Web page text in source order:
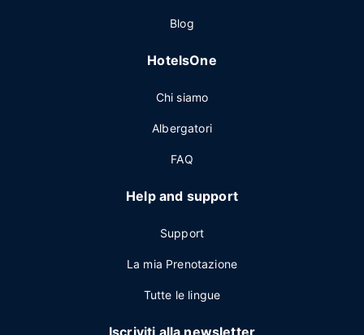
Blog
HotelsOne
Chi siamo
Albergatori
FAQ
Help and support
Support
La mia Prenotazione
Tutte le lingue
Iscriviti alla newsletter